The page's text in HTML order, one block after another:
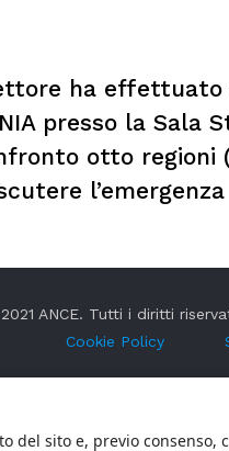
ha
presso la
otto regioni
l’emergenza
ANCE. Tutti i diritti
Cookie Policy
del sito e, previo consenso,